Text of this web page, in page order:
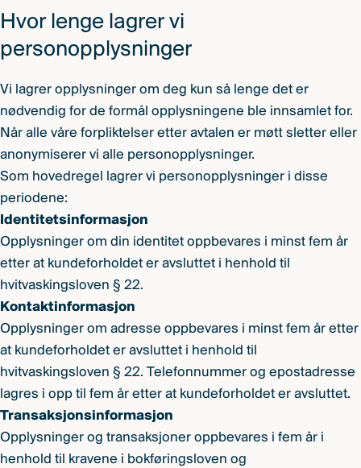
Hvor lenge lagrer vi
personopplysninger
Vi lagrer opplysninger om deg kun så lenge det er
nødvendig for de formål opplysningene ble innsamlet for.
Når alle våre forpliktelser etter avtalen er møtt sletter eller
anonymiserer vi alle personopplysninger.
Som hovedregel lagrer vi personopplysninger i disse
periodene:
Identitetsinformasjon
Opplysninger om din identitet oppbevares i minst fem år
etter at kundeforholdet er avsluttet i henhold til
hvitvaskingsloven § 22.
Kontaktinformasjon
Opplysninger om adresse oppbevares i minst fem år etter
at kundeforholdet er avsluttet i henhold til
hvitvaskingsloven § 22. Telefonnummer og epostadresse
lagres i opp til fem år etter at kundeforholdet er avsluttet.
Transaksjonsinformasjon
Opplysninger og transaksjoner oppbevares i fem år i
henhold til kravene i bokføringsloven og